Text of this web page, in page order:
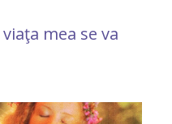
mea se va